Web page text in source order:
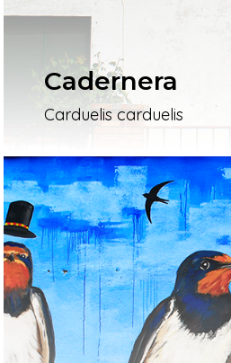
Cadernera
Carduelis carduelis